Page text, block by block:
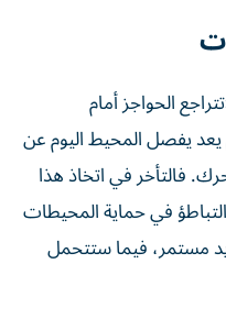
الحواجز أمام
يعد يفصل المحيط اليوم عن
فالتأخر في اتخاذ هذا
في حماية المحيطات
مستمر، فيما ستتحمل